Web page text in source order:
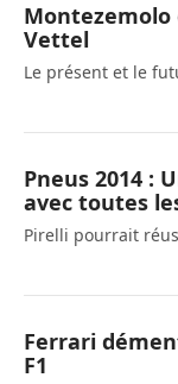
Montezemolo
Vettel
Le présent et le
Pneus 2014 :
avec toutes
Pirelli pourrait
Ferrari
F1